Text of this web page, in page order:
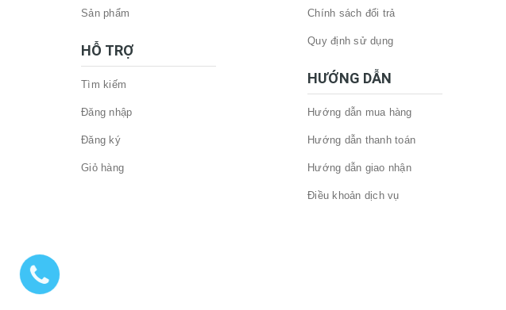
Sản phẩm
HỖ TRỢ
Tìm kiếm
Đăng nhập
Đăng ký
Giỏ hàng
Chính sách đổi trả
Quy định sử dụng
HƯỚNG DẪN
Hướng dẫn mua hàng
Hướng dẫn thanh toán
Hướng dẫn giao nhận
Điều khoản dịch vụ